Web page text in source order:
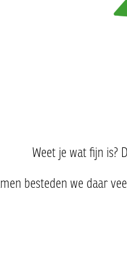
Weet je wat fijn is?
besteden we daar